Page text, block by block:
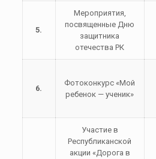
5.
Мероприятия,
посвященные Дню
защитника
отечества РК
6.
Фотоконкурс «Мой
ребенок — ученик»
Участие в
Республиканской
акции «Дорога в